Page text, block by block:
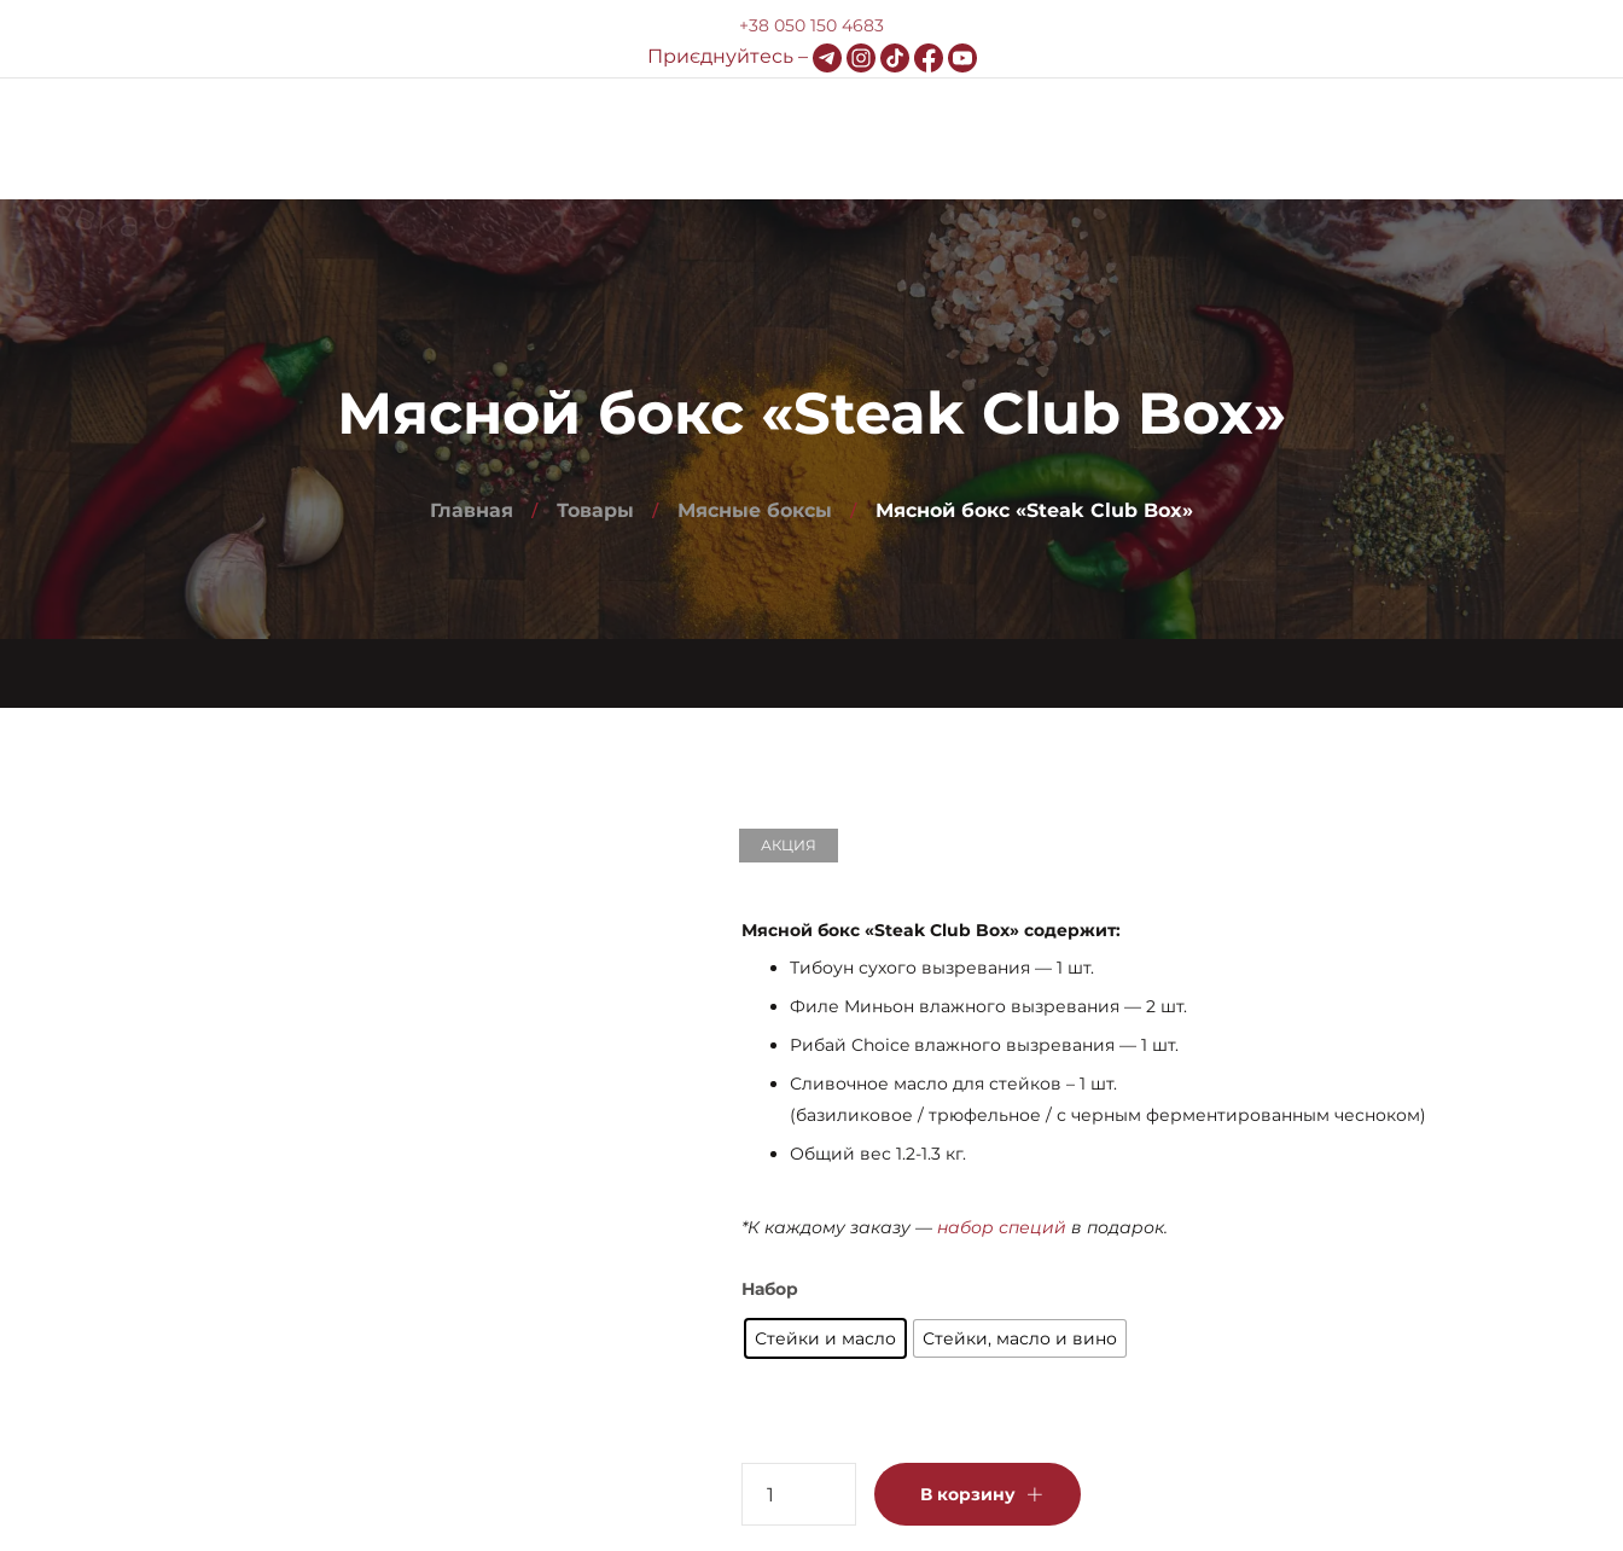
+38 050 150 4683
Приєднуйтесь –
Меню Про компанию Доставка и оплата HoReCa Блог Контакты
Мясной бокс «Steak Club Box»
Главная Товары Мясные боксы Мясной бокс «Steak Club Box»
АКЦИЯ
Мясной бокс «Steak Club Box» содержит:
Тибоун сухого вызревания — 1 шт.
Филе Миньон влажного вызревания — 2 шт.
Рибай Choice влажного вызревания — 1 шт.
Сливочное масло для стейков – 1 шт.
(базиликовое / трюфельное / с черным ферментированным чесноком)
Общий вес 1.2-1.3 кг.
*К каждому заказу — набор специй в подарок.
Набор
Стейки и масло Стейки, масло и вино
В корзину